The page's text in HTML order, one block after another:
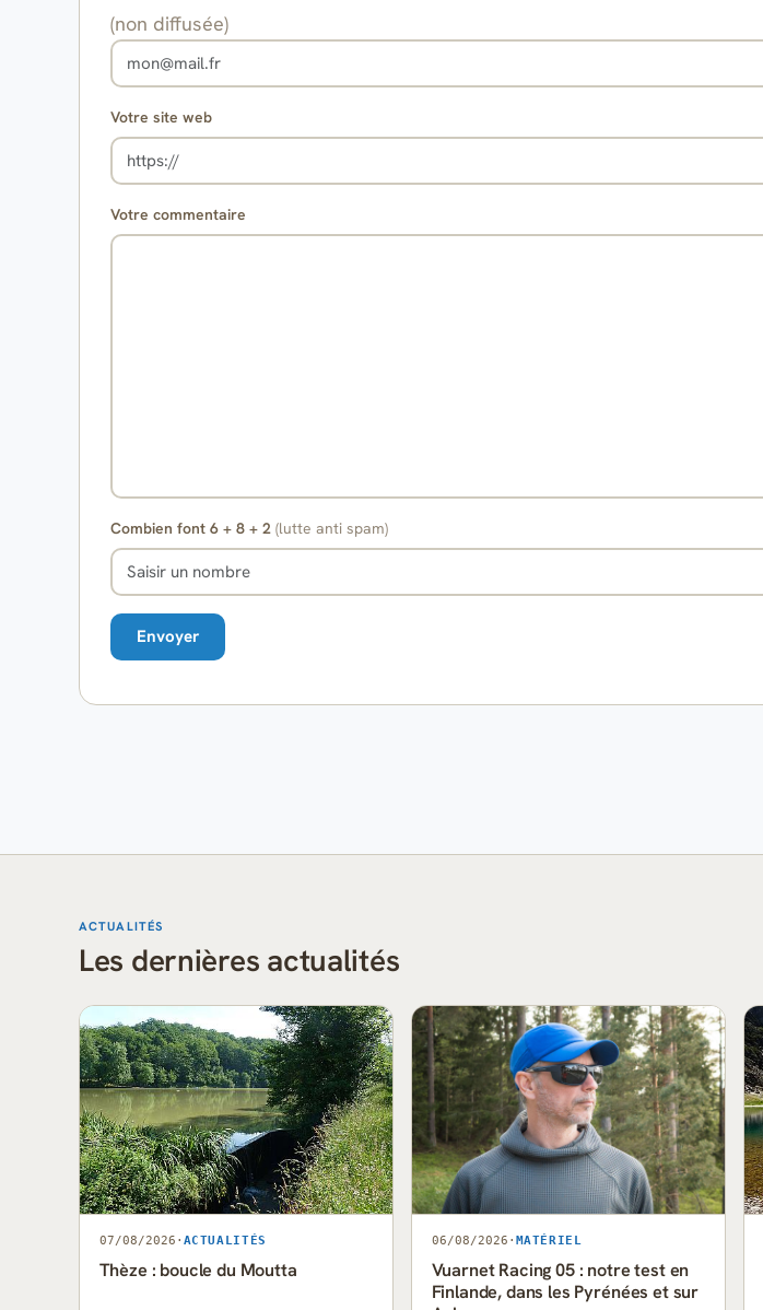
(non diffusée)
Votre site web
Votre commentaire
Combien font 6 + 8 + 2 (lutte anti spam)
ACTUALITÉS
Les dernières actualités
07/08/2026 · ACTUALITÉS
Thèze : boucle du Moutta
06/08/2026 · MATÉRIEL
Vuarnet Racing 05 : notre test en
Finlande, dans les Pyrénées et sur